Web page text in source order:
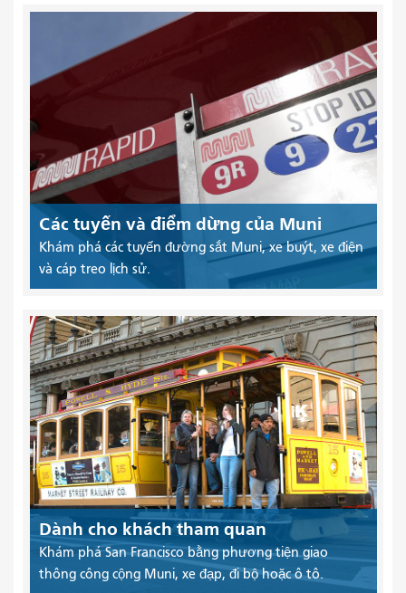
Các tuyến và điểm dừng của Muni
Khám phá các tuyến đường sắt Muni, xe buýt, xe điện
và cáp treo lịch sử.
Dành cho khách tham quan
Khám phá San Francisco bằng phương tiện giao
thông công cộng Muni, xe đạp, đi bộ hoặc ô tô.